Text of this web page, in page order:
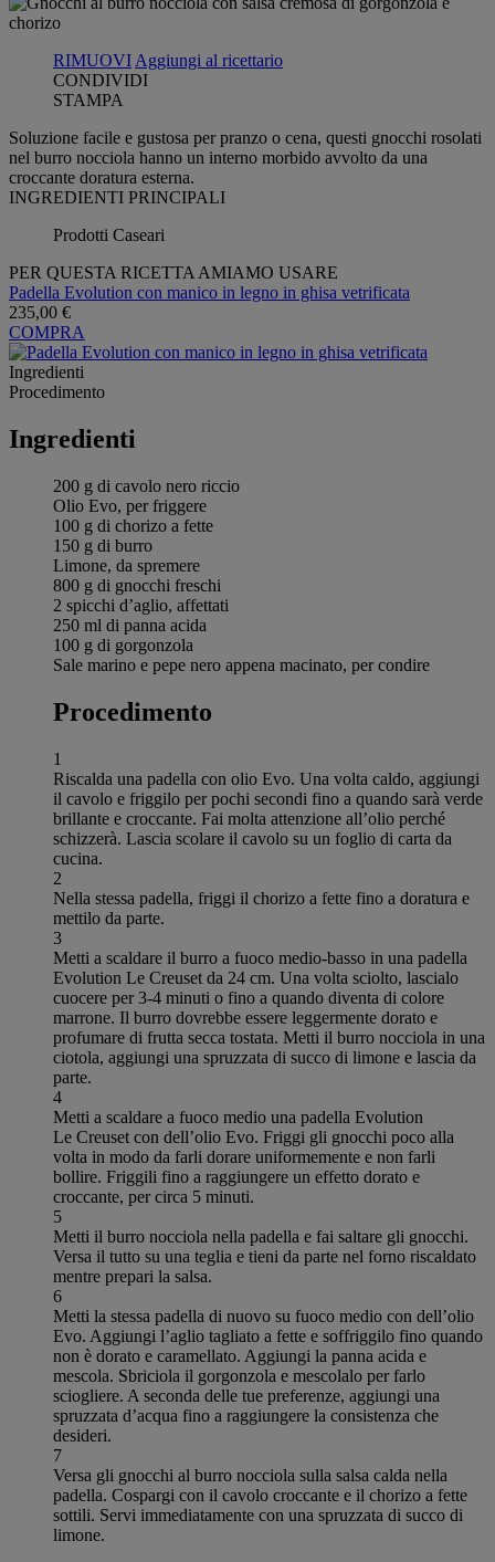
RIMUOVI Aggiungi al ricettario
CONDIVIDI
STAMPA
Soluzione facile e gustosa per pranzo o cena, questi gnocchi rosolati
nel burro nocciola hanno un interno morbido avvolto da una
croccante doratura esterna.
INGREDIENTI PRINCIPALI
Prodotti Caseari
PER QUESTA RICETTA AMIAMO USARE
Padella Evolution con manico in legno in ghisa vetrificata
235,00 €
COMPRA
Ingredienti
Procedimento
Ingredienti
200 g di cavolo nero riccio
Olio Evo, per friggere
100 g di chorizo a fette
150 g di burro
Limone, da spremere
800 g di gnocchi freschi
2 spicchi d’aglio, affettati
250 ml di panna acida
100 g di gorgonzola
Sale marino e pepe nero appena macinato, per condire
Procedimento
1
Riscalda una padella con olio Evo. Una volta caldo, aggiungi
il cavolo e friggilo per pochi secondi fino a quando sarà verde
brillante e croccante. Fai molta attenzione all’olio perché
schizzerà. Lascia scolare il cavolo su un foglio di carta da
cucina.
2
Nella stessa padella, friggi il chorizo a fette fino a doratura e
mettilo da parte.
3
Metti a scaldare il burro a fuoco medio-basso in una padella
Evolution Le Creuset da 24 cm. Una volta sciolto, lascialo
cuocere per 3-4 minuti o fino a quando diventa di colore
marrone. Il burro dovrebbe essere leggermente dorato e
profumare di frutta secca tostata. Metti il burro nocciola in una
ciotola, aggiungi una spruzzata di succo di limone e lascia da
parte.
4
Metti a scaldare a fuoco medio una padella Evolution
Le Creuset con dell’olio Evo. Friggi gli gnocchi poco alla
volta in modo da farli dorare uniformemente e non farli
bollire. Friggili fino a raggiungere un effetto dorato e
croccante, per circa 5 minuti.
5
Metti il burro nocciola nella padella e fai saltare gli gnocchi.
Versa il tutto su una teglia e tieni da parte nel forno riscaldato
mentre prepari la salsa.
6
Metti la stessa padella di nuovo su fuoco medio con dell’olio
Evo. Aggiungi l’aglio tagliato a fette e soffriggilo fino quando
non è dorato e caramellato. Aggiungi la panna acida e
mescola. Sbriciola il gorgonzola e mescolalo per farlo
sciogliere. A seconda delle tue preferenze, aggiungi una
spruzzata d’acqua fino a raggiungere la consistenza che
desideri.
7
Versa gli gnocchi al burro nocciola sulla salsa calda nella
padella. Cospargi con il cavolo croccante e il chorizo a fette
sottili. Servi immediatamente con una spruzzata di succo di
limone.